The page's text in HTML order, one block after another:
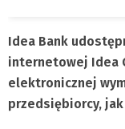
Idea Bank
internetowej Idea
elektronicznej
przedsiębiorcy,